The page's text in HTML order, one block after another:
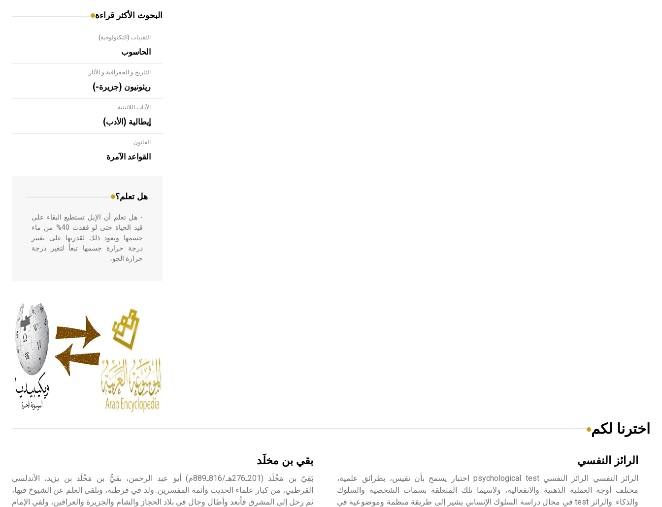
البحوث الأكثر قراءة
التقنيات (التكنولوجية)
الحاسوب
التاريخ و الجغرافية و الآثار
ريئونيون (جزيرة-)
الآداب اللاتينية
إيطالية (الأدب)
القانون
القواعد الآمرة
هل تعلم؟
- هل تعلم أن الأبلق نوع من الفنون
الهندسية التي ارتبطت بالعمارة الإسلامية
في بلاد الشام ومصر خاصة، حيث يحرص
- هل تعلم أن الإبل تستطيع البقاء على
قيد الحياة حتى لو فقدت 40% من ماء
جسمها ويعود ذلك لقدرتها على تغيير
درجة حرارة جسمها تبعاً لتغير درجة
حرارة الجو،
أربعة مؤلفات هي: الحكم، الأدلة، تنظيم
التغذية، ورسالته في جروح الرأس.
ويعود له الفضل بأنه حرر الطب من
الدين والفلسفة.
- هل تعلم أن المرجان إفراز حيواني
يتكون في البحر ويتركب من مادة
كربونات الكلسيوم، وهو أحمر أو شديد
الحمرة وهو أجود أنواعه، ويمتاز بكبر
الحجم ويسمى الش
الإنكليزية أب
اخترنا لكم
الرائز النفسي
الرائز النفسي الرائز النفسي psychological test اختبار يسمح بأن نقيس، بطرائق علمية،
مختلف أوجه العملية الذهنية والانفعالية، ولاسيما تلك المتعلقة بسمات الشخصية والسلوك
والذكاء. والرائز test في مجال دراسة السلوك الإنساني يشير إلى طريقة منظمة وموضوعية في
بقي بن مخلَد
بَقِيّ بن مَخْلَد (201ـ276هـ/816ـ889م) أبو عبد الرحمن، بقيُّ بن مَخْلَد بن يزيد، الأندلسي
القرطبي، من كبار علماء الحديث وأئمة المفسرين. ولد في قرطبة، وتلقى العلم عن الشيوخ فيها،
ثم رحل إلى المشرق فأبعد وأطال وجال في بلاد الحجاز والشام والجزيرة والعراقين، ولقي الإمام